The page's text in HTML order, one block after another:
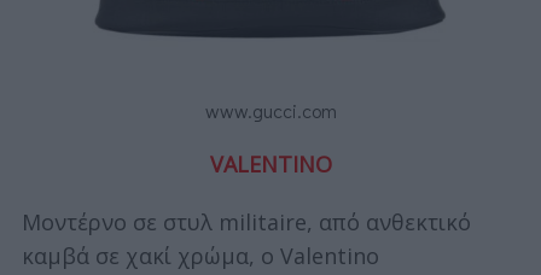
www.gucci.com
VALENTINO
Μοντέρνο σε στυλ militaire, από ανθεκτικό
καμβά σε χακί χρώμα, ο Valentino